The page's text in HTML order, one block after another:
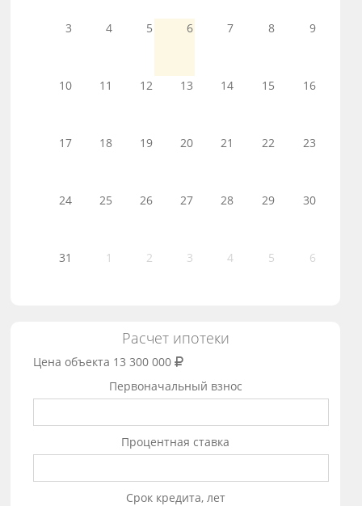
3 4 5 6 7 8 9
10 11 12 13 14 15 16
17 18 19 20 21 22 23
24 25 26 27 28 29 30
31 1 2 3 4 5 6
Расчет ипотеки
Цена объекта 13 300 000
Первоначальный взнос
Процентная ставка
Срок кредита, лет